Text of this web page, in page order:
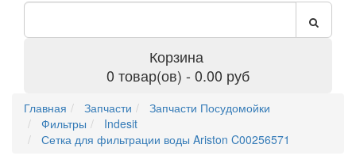
Корзина
0 товар(ов) - 0.00 руб
Главная Запчасти
Запчасти Посудомойки
Фильтры
Indesit
Сетка для фильтрации воды Ariston C00256571